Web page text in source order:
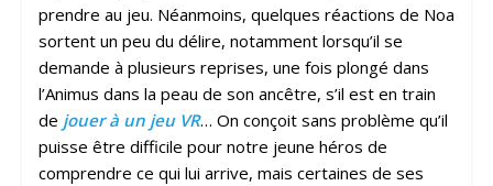
prendre au jeu. Néanmoins, quelques réactions de Noa
sortent un peu du délire, notamment lorsqu’il se
demande à plusieurs reprises, une fois plongé dans
l’Animus dans la peau de son ancêtre, s’il est en train
de jouer à un jeu VR… On conçoit sans problème qu’il
puisse être difficile pour notre jeune héros de
comprendre ce qui lui arrive, mais certaines de ses